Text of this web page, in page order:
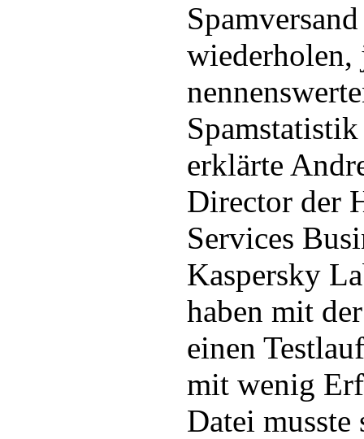
wiederholen,
erklärte
Director der
Services
Kaspersky
haben mit
einen
mit wenig
Datei musste